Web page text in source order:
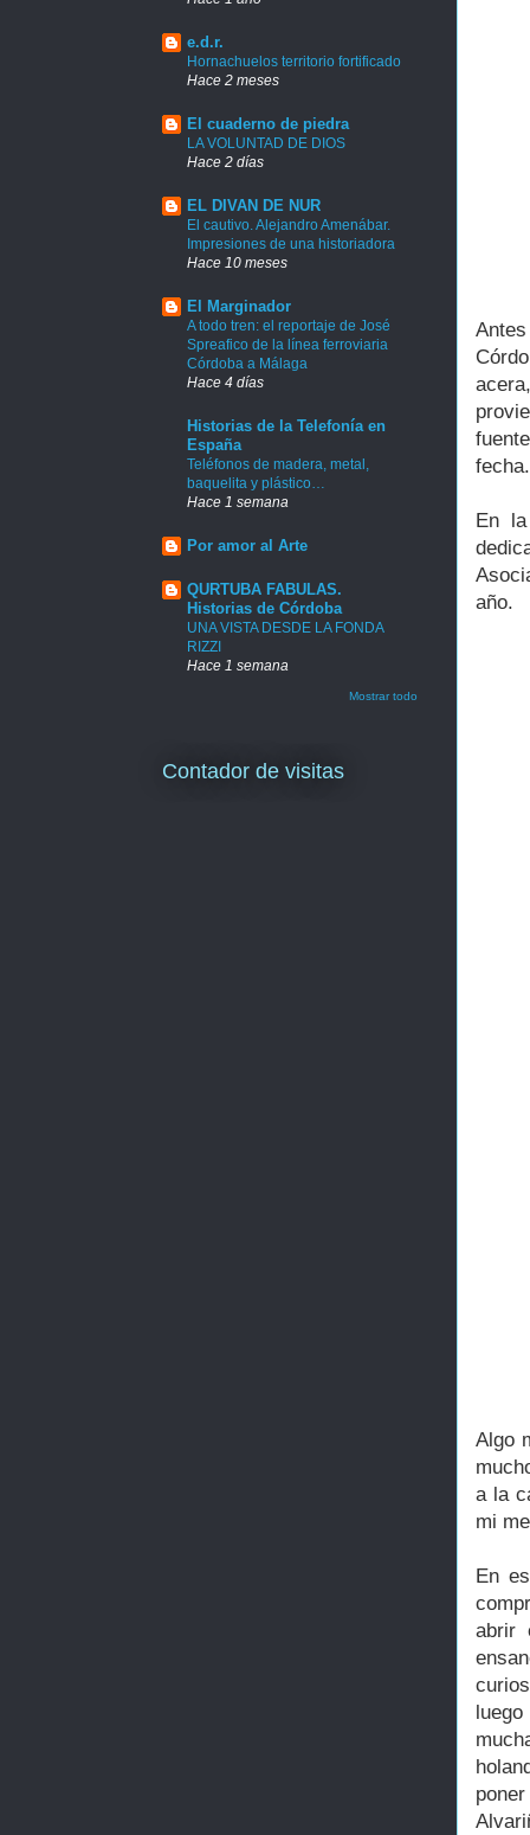
En
año.
Algo
a la
mi
En
abrir
e.d.r.
Hornachuelos territorio fortificado
Hace 2 meses
El cuaderno de piedra
LA VOLUNTAD DE DIOS
Hace 2 días
EL DIVAN DE NUR
El cautivo. Alejandro Amenábar.
Impresiones de una historiadora
Hace 10 meses
El Marginador
A todo tren: el reportaje de José
Spreafico de la línea ferroviaria
Córdoba a Málaga
Hace 4 días
Historias de la Telefonía en
España
Teléfonos de madera, metal,
baquelita y plástico…
Hace 1 semana
Por amor al Arte
QURTUBA FABULAS.
Historias de Córdoba
UNA VISTA DESDE LA FONDA
RIZZI
Hace 1 semana
Mostrar todo
Contador de visitas